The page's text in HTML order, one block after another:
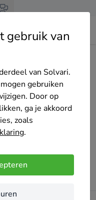
gebruik van
van Solvari.
gebruiken
Door op
ga je akkoord
zoals
.
pagina. Probeer het